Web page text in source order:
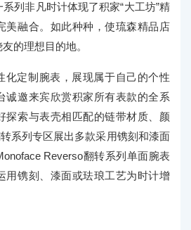
列非凡时计体现了积家“大工坊”精
美融合。如此种种，使琉森精品店
的理想目的地。
化定制腕表，展现属于自己的个性
诚邀来宾欣赏积家所有表款的全系
探索与表壳相匹配的链带材质、颜
系列专区展出多款采用镌刻和漆面
Reverso翻转系列单面腕表
用镌刻、漆面或珐琅工艺为时计增